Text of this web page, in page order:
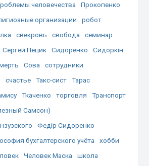
человечества
Прокопенко
организации
робот
свекровь свобода
семинар
Сергей Пецик Сидоренко
Сидоркін
Сова
сотрудники
счастье Такс-сист
Тарас
Ткаченко торговля
Транспорт
Самсон)
Федір Сидоренко
бухгалтерского учёта
хобби
Человек Маска
школа